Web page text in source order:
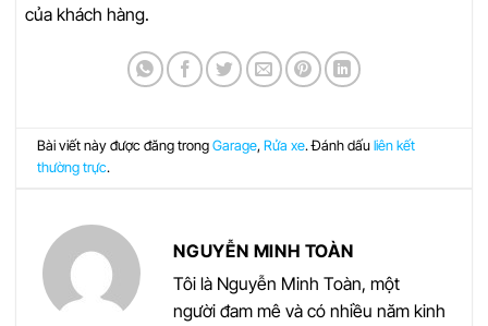
của khách hàng.
Bài viết này được đăng trongGarage,Rửa xe. Đánh dấuliên kết
thường trực.
NGUYỄN MINH TOÀN
Tôi là Nguyễn Minh Toàn, một
người đam mê và có nhiều năm kinh